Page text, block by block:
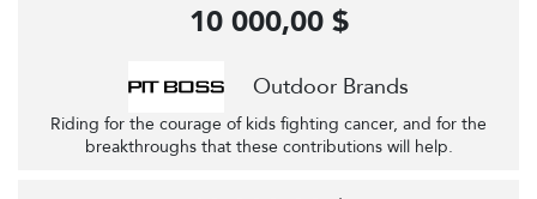
Outdoor Brands
Riding for the courage of kids fighting cancer, and for the
breakthroughs that these contributions will help.
10 000,00 $